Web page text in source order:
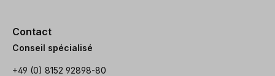
Contact
Conseil spécialisé
+49 (0) 8152 92898-80